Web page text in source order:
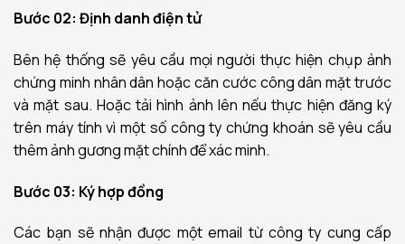
Bước 02: Định danh điện tử
Bên hệ thống sẽ yêu cầu mọi người thực hiện chụp ảnh
chứng minh nhân dân hoặc căn cước công dân mặt trước
và mặt sau. Hoặc tải hình ảnh lên nếu thực hiện đăng ký
trên máy tính vì một số công ty chứng khoán sẽ yêu cầu
thêm ảnh gương mặt chính để xác minh.
Bước 03: Ký hợp đồng
Các bạn sẽ nhận được một email từ công ty cung cấp